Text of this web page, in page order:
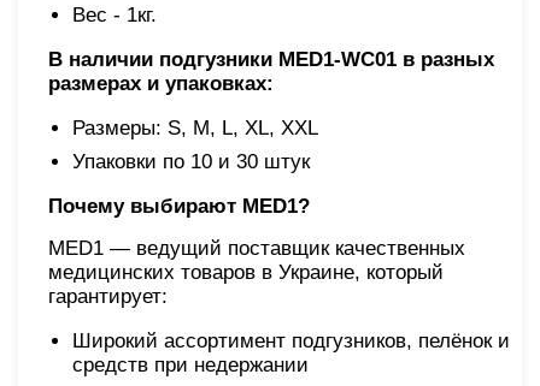
Вес - 1кг.
В наличии подгузники MED1-WC01 в разных
размерах и упаковках:
Размеры: S, M, L, XL, XХL
Упаковки по 10 и 30 штук
Почему выбирают MED1?
MED1 — ведущий поставщик качественных
медицинских товаров в Украине, который
гарантирует:
Широкий ассортимент подгузников, пелёнок и
средств при недержании